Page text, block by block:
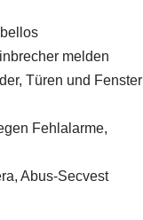
melden
Türen und Fenster
Fehlalarme,
Abus-Secvest